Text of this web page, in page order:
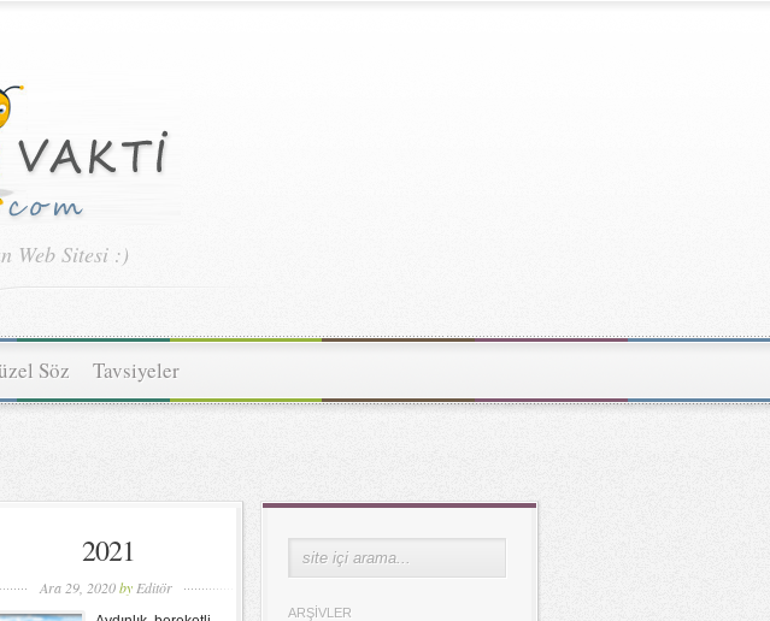
Web Sitesi :)
Söz Tavsiyeler
2021
Ara 29, 2020by Editör
ARŞIVLER